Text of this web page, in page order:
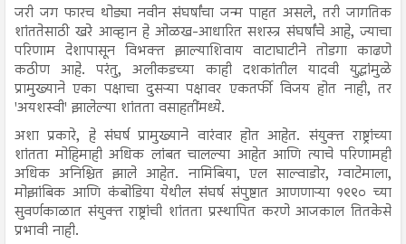
जरी जग फारच थोड्या नवीन संघर्षांचा जन्म पाहत असले, तरी जागतिक
शांततेसाठी खरे आव्हान हे ओळख-आधारित सशस्त्र संघर्षांचे आहे, ज्याचा
परिणाम देशापासून विभक्त झाल्याशिवाय वाटाघाटीने तोडगा काढणे
कठीण आहे. परंतु, अलीकडच्या काही दशकांतील यादवी युद्धांमुळे
प्रामुख्याने एका पक्षाचा दुसऱ्या पक्षावर एकतर्फी विजय होत नाही, तर
'अयशस्वी' झालेल्या शांतता वसाहतींमध्ये.
अशा प्रकारे, हे संघर्ष प्रामुख्याने वारंवार होत आहेत. संयुक्त राष्ट्रांच्या
शांतता मोहिमाही अधिक लांबत चालल्या आहेत आणि त्याचे परिणामही
अधिक अनिश्चित झाले आहेत. नामिबिया, एल साल्वाडोर, ग्वाटेमाला,
मोझांबिक आणि कंबोडिया येथील संघर्ष संपुष्टात आणणाऱ्या १९९० च्या
सुवर्णकाळात संयुक्त राष्ट्रांची शांतता प्रस्थापित करणे आजकाल तितकेसे
प्रभावी नाही.